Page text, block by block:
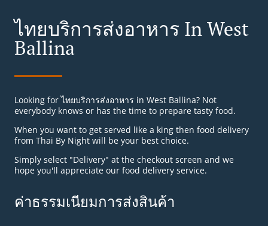
ไทยบริการส่งอาหาร In West
Ballina
Looking for ไทยบริการส่งอาหาร in West Ballina? Not
everybody knows or has the time to prepare tasty food.
When you want to get served like a king then food delivery
from Thai By Night will be your best choice.
Simply select "Delivery" at the checkout screen and we
hope you'll appreciate our food delivery service.
ค่าธรรมเนียมการส่งสินค้า